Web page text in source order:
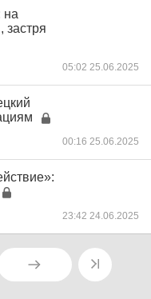
на
застря
05:02 25.06.2025
00:16 25.06.2025
23:42 24.06.2025